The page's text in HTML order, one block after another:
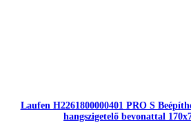
Laufen H2261800000401 PRO S
hangszigetelő bevonattal